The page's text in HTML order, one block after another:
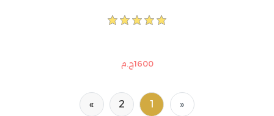
1600ج.م
«
Previous
1
2
»
Next